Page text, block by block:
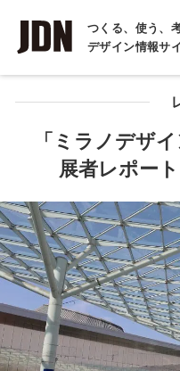
つくる、使う、
デザイン情報サ
INTERVIEW
インタビュー
REPORT
COLUMN
「ミラノデザ
展者レポー